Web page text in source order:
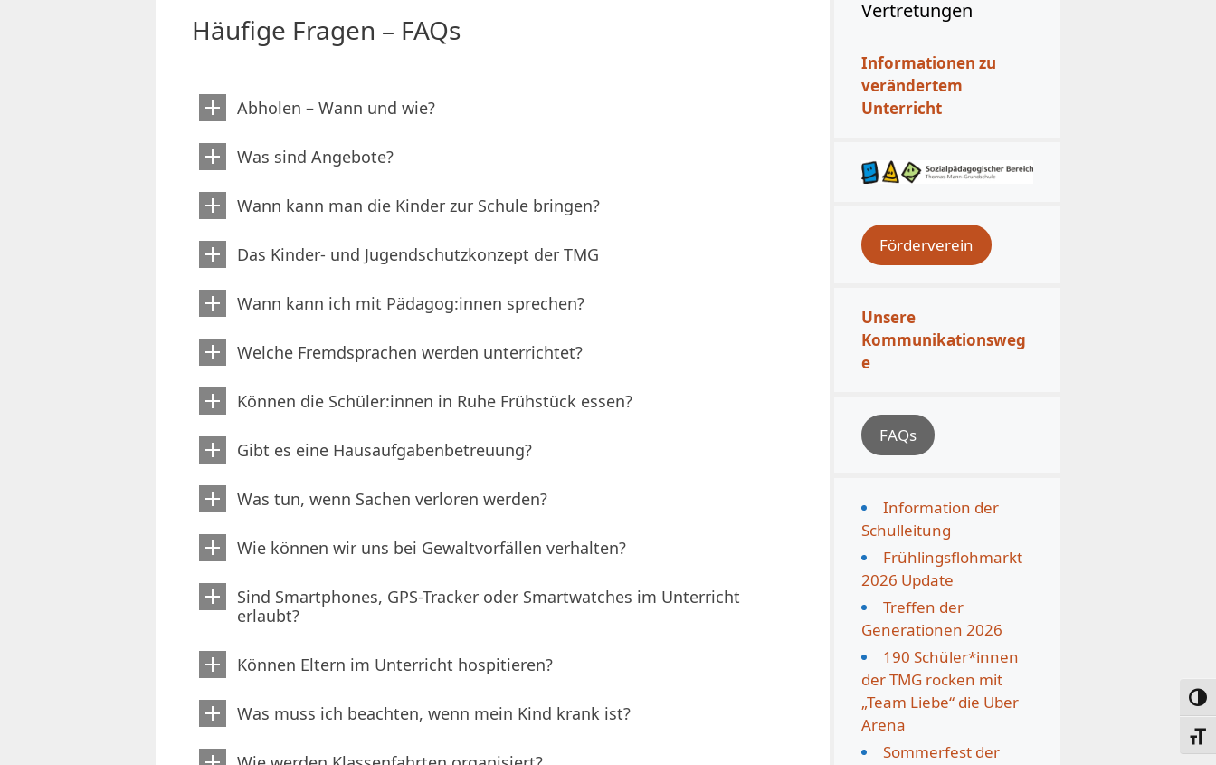
Häufige Fragen – FAQs
Abholen – Wann und wie?
Was sind Angebote?
Wann kann man die Kinder zur Schule bringen?
Das Kinder- und Jugendschutzkonzept der TMG
Wann kann ich mit Pädagog:innen sprechen?
Welche Fremdsprachen werden unterrichtet?
Können die Schüler:innen in Ruhe Frühstück essen?
Gibt es eine Hausaufgabenbetreuung?
Was tun, wenn Sachen verloren werden?
Wie können wir uns bei Gewaltvorfällen verhalten?
Sind Smartphones, GPS-Tracker oder Smartwatches im Unterricht
erlaubt?
Können Eltern im Unterricht hospitieren?
Was muss ich beachten, wenn mein Kind krank ist?
Vertretungen
Informationen zu
verändertem
Unterricht
Förderverein
Unsere
Kommunikationsweg
e
FAQs
Information der
Schulleitung
Frühlingsflohmarkt
2026 Update
Treffen der
Generationen 2026
190 Schüler*innen
der TMG rocken mit
„Team Liebe“ die Uber
Arena
Sommerfest der